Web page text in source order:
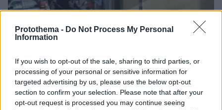
Protothema - Do Not Process My Personal
Information
If you wish to opt-out of the sale, sharing to third parties, or
processing of your personal or sensitive information for
targeted advertising by us, please use the below opt-out
section to confirm your selection. Please note that after your
opt-out request is processed you may continue seeing
Ασθενής ξυλοκόπησε νοσηλεύτρια στα Επείγοντα
του Ερυθρού Σταυρού, την άρπαξε από τα μαλλιά
και τη χτύπησε σε πόρτες - Τι καταγγέλλει η
ΠΟΕΔΗΝ
09.08.2026, 10:51